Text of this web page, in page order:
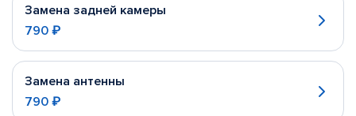
Замена задней камеры
790 ₽
Замена антенны
790 ₽